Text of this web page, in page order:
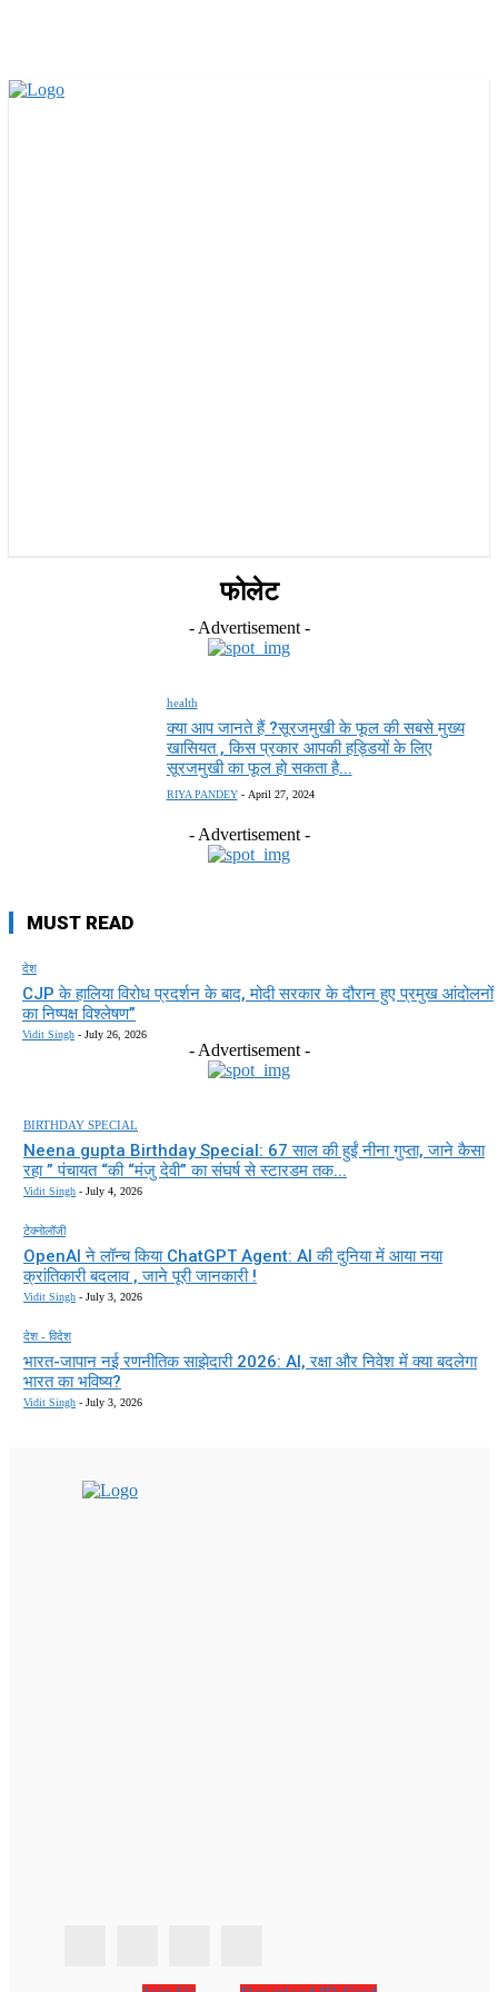
फोलेट
- Advertisement -
health
क्या आप जानते हैं ?सूरजमुखी के फूल की सबसे मुख्य
खासियत , किस प्रकार आपकी हड्डियों के लिए
सूरजमुखी का फूल हो सकता है...
RIYA PANDEY - April 27, 2024
- Advertisement -
MUST READ
देश
CJP के हालिया विरोध प्रदर्शन के बाद, मोदी सरकार के दौरान हुए प्रमुख आंदोलनों
का निष्पक्ष विश्लेषण”
Vidit Singh - July 26, 2026
- Advertisement -
BIRTHDAY SPECIAL
Neena gupta Birthday Special: 67 साल की हुईं नीना गुप्ता, जाने कैसा
रहा ” पंचायत “की “मंजु देवी” का संघर्ष से स्टारडम तक...
Vidit Singh - July 4, 2026
टेक्नोलॉजी
OpenAI ने लॉन्च किया ChatGPT Agent: AI की दुनिया में आया नया
क्रांतिकारी बदलाव , जाने पूरी जानकारी !
Vidit Singh - July 3, 2026
देश - विदेश
भारत-जापान नई रणनीतिक साझेदारी 2026: AI, रक्षा और निवेश में क्या बदलेगा
भारत का भविष्य?
Vidit Singh - July 3, 2026